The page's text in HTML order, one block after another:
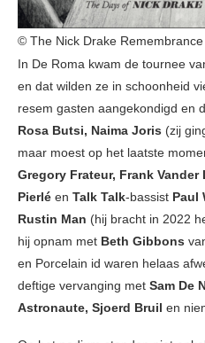
© The Nick Drake
In De Roma kwam de tournee
en dat wilden ze in schoonheid
resem gasten aangekondigd en
Rosa Butsi, Naima Joris (zij
maar moest op het laatste
Gregory Frateur, Frank
Pierlé en Talk Talk-bassist Paul
Rustin Man (hij bracht in 2022
hij opnam met Beth Gibbons
en Porcelain id waren helaas
deftige vervanging met Sam De
Astronaute, Sjoerd Bruil en